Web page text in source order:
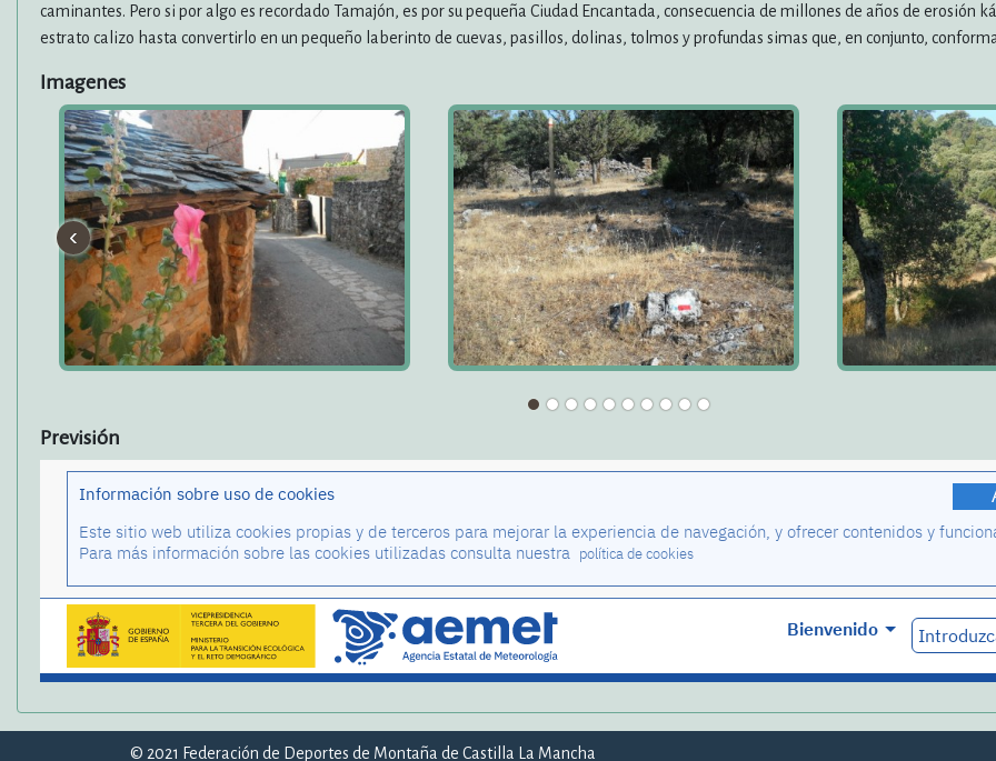
caminantes. Pero si por algo es recordado Tamajón, es por su pequeña Ciudad Encantada, consecuencia de millones de años de erosión
estrato calizo hasta convertirlo en un pequeño laberinto de cuevas, pasillos, dolinas, tolmos y profundas simas que, en conjunto,
Imagenes
‹
Previsión
© 2021 Federación de Deportes de Montaña de Castilla La Mancha